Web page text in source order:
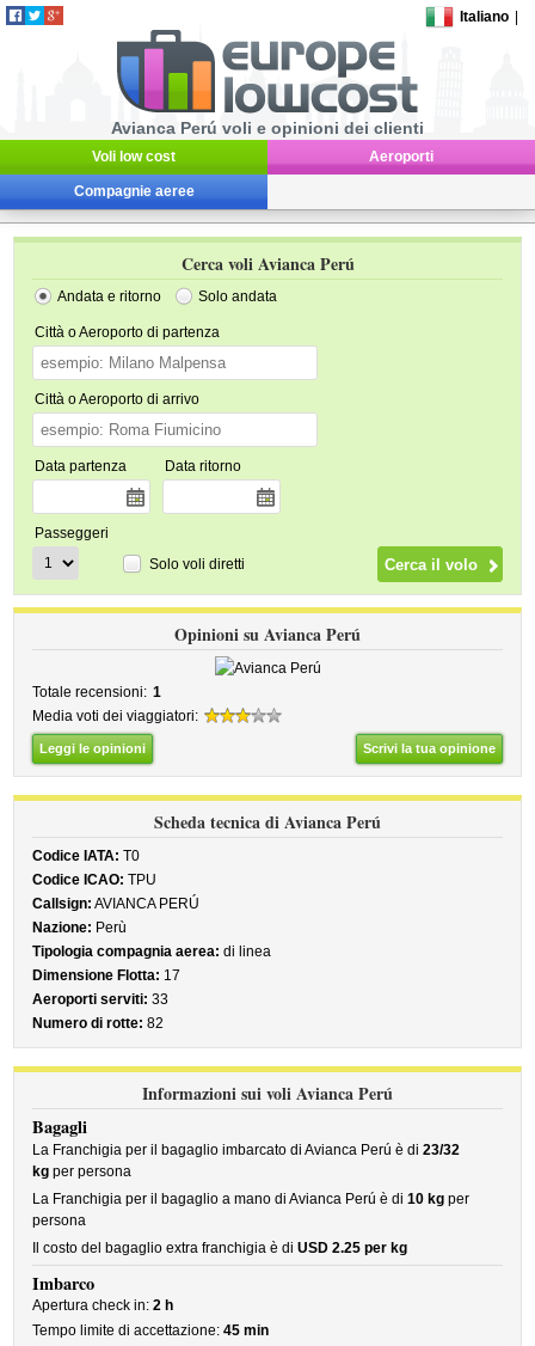
Italiano
Avianca Perú voli e opinioni dei clienti
Voli low cost Aeroporti
Compagnie aeree
Cerca voli Avianca Perú
Andata e ritorno Solo andata
Città o Aeroporto di partenza
Città o Aeroporto di arrivo
Data partenza Data ritorno
Passeggeri
Solo voli diretti
Opinioni su Avianca Perú
Totale recensioni: 1
Media voti dei viaggiatori:
Leggi le opinioni Scrivi la tua opinione
Scheda tecnica di Avianca Perú
Codice IATA: T0
Codice ICAO: TPU
Callsign: AVIANCA PERÚ
Nazione: Perù
Tipologia compagnia aerea: di linea
Dimensione Flotta: 17
Aeroporti serviti: 33
Numero di rotte: 82
Informazioni sui voli Avianca Perú
Bagagli
La Franchigia per il bagaglio imbarcato di Avianca Perú è di23/32
kg per persona
La Franchigia per il bagaglio a mano di Avianca Perú è di10 kg per
persona
Il costo del bagaglio extra franchigia è diUSD 2.25 per kg
Imbarco
Apertura check in:2 h
Tempo limite di accettazione:45 min